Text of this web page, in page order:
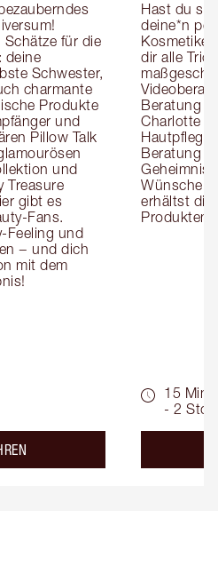
Schätze für die
deine
Schwester,
charmante
Produkte
und
Pillow Talk
und
Treasure
gibt es
Fans.
Feeling und
− und dich
mit dem
Hast du
deine*n
dir alle
Beratung
Charlotte
Beratung
Wünsche
erhältst die
15 Min.
- 2 Std.